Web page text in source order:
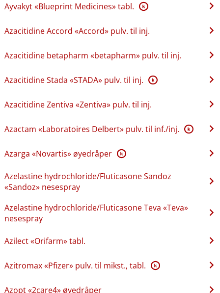
Ayvakyt «Blueprint Medicines» tabl. K
Azacitidine Accord «Accord» pulv. til inj.
Azacitidine betapharm «betapharm» pulv. til inj.
Azacitidine Stada «STADA» pulv. til inj. K
Azacitidine Zentiva «Zentiva» pulv. til inj.
Azactam «Laboratoires Delbert» pulv. til inf.​/​inj. K
Azarga «Novartis» øyedråper K
Azelastine hydrochloride​/​Fluticasone Sandoz
«Sandoz» nesespray
Azelastine hydrochloride​/​Fluticasone Teva «Teva»
nesespray
Azilect «Orifarm» tabl.
Azitromax «Pfizer» pulv. til mikst., tabl. K
Azopt «2care4» øyedråper